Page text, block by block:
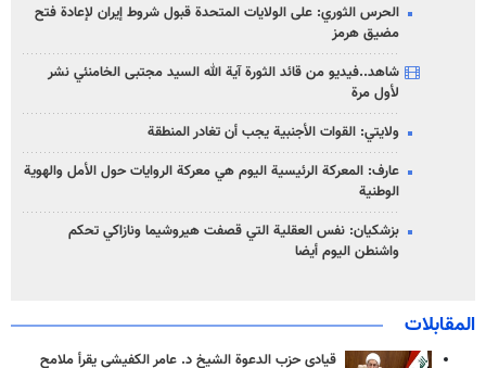
الحرس الثوري: على الولايات المتحدة قبول شروط إيران لإعادة فتح
مضيق هرمز
شاهد..فيديو من قائد الثورة آية الله السيد مجتبى الخامنئي نشر
لأول مرة
ولايتي: القوات الأجنبية يجب أن تغادر المنطقة
عارف: المعركة الرئيسية اليوم هي معركة الروايات حول الأمل والهوية
الوطنية
بزشكيان: نفس العقلية التي قصفت هيروشيما ونازاكي تحكم
واشنطن اليوم أيضا
المقابلات
قيادي حزب الدعوة الشيخ د. عامر الكفيشي يقرأ ملامح